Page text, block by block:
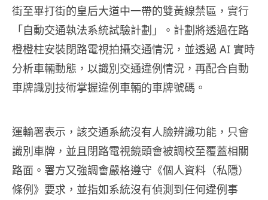
街至畢打街的皇后大道中一帶的雙黃線禁區，實行
「自動交通執法系統試驗計劃」。計劃將透過在路
橙橙柱安裝閉路電視拍攝交通情況，並透過 AI 實時
分析車輛動態，以識別交通違例情況，再配合自動
車牌識別技術掌握違例車輛的車牌號碼。
運輸署表示，該交通系統沒有人臉辨識功能，只會
識別車牌，並且閉路電視鏡頭會被調校至覆蓋相關
路面。署方又強調會嚴格遵守《個人資料（私隱）
條例》要求，並指如系統沒有偵測到任何違例事